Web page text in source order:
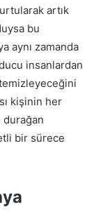
artık
bu
aynı zamanda
insanlardan
kişinin her
durağan
bir sürece